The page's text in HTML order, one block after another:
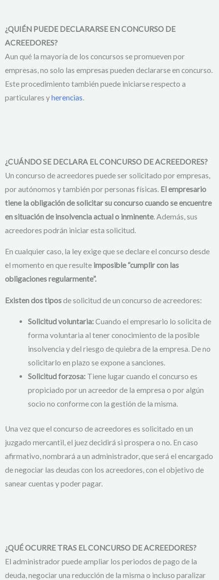
¿QUIÉN PUEDE DECLARARSE EN CONCURSO DE
ACREEDORES?
Aun qué la mayoría de los concursos se promueven por
empresas, no solo las empresas pueden declararse en concurso.
Este procedimiento también puede iniciarse respecto a
particulares yherencias.
¿CUÁNDO SE DECLARA EL CONCURSO DE ACREEDORES?
Un concurso de acreedores puede ser solicitado por empresas,
por autónomos y también por personas físicas. El empresario
tiene la obligación de solicitar su concurso cuando se encuentre
en situación de insolvencia actual o inminente. Además, sus
acreedores podrán iniciar esta solicitud.
En cualquier caso, la ley exige que se declare el concurso desde
el momento en que resulte imposible “cumplir con las
obligaciones regularmente”.
Existen dos tiposde solicitud de un concurso de acreedores:
Solicitud voluntaria:Cuando el empresario lo solicita de
forma voluntaria al tener conocimiento de la posible
insolvencia y del riesgo de quiebra de la empresa. De no
solicitarlo en plazo se expone a sanciones.
Solicitud forzosa:Tiene lugar cuando el concurso es
propiciado por un acreedor de la empresa o por algún
socio no conforme con la gestión de la misma.
Una vez que el concurso de acreedores es solicitado en un
juzgado mercantil, el juez decidirá si prospera o no. En caso
afirmativo, nombrará a un administrador, que será el encargado
de negociar las deudas con los acreedores, con el objetivo de
sanear cuentas y poder pagar.
¿QUÉ OCURRE TRAS EL CONCURSO DE ACREEDORES?
El administrador puede ampliar los periodos de pago de la
deuda, negociar una reducción de la misma o incluso paralizar